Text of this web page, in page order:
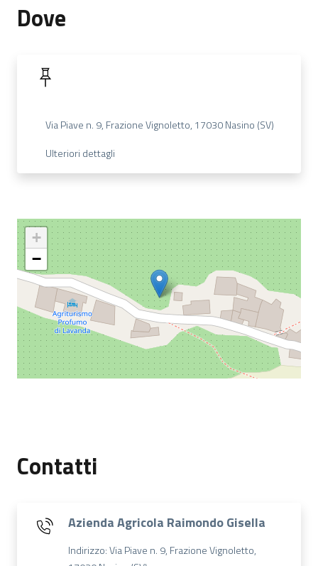
Dove
Via Piave n. 9, Frazione Vignoletto, 17030 Nasino (SV)
Ulteriori dettagli
+
−
Contatti
Azienda Agricola Raimondo Gisella
Indirizzo: Via Piave n. 9, Frazione Vignoletto,